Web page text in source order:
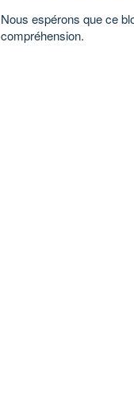
Nous espérons que ce
compréhension.